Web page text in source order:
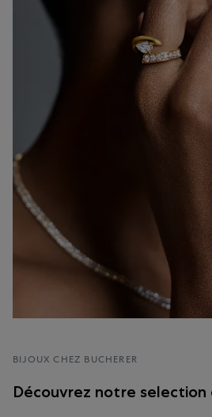
BIJOUX CHEZ BUCHERER
Découvrez notre selection